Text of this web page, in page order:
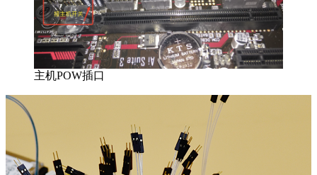
主机POW插口